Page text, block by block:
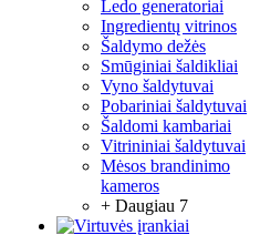
Ledo generatoriai
Ingredientų vitrinos
Šaldymo dežės
Smūginiai šaldikliai
Vyno šaldytuvai
Pobariniai šaldytuvai
Šaldomi kambariai
Vitrininiai šaldytuvai
Mėsos brandinimo
kameros
+ Daugiau 7